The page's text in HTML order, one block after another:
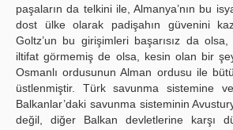
paşaların da telkini ile, Almanya’nın bu
dost ülke olarak padişahın güvenini
Goltz’un bu girişimleri başarısız da olsa,
iltifat görmemiş de olsa, kesin olan bir
Osmanlı ordusunun Alman ordusu ile
üstlenmiştir. Türk savunma sistemine
Balkanlar’daki savunma sisteminin
değil, diğer Balkan devletlerine karşı